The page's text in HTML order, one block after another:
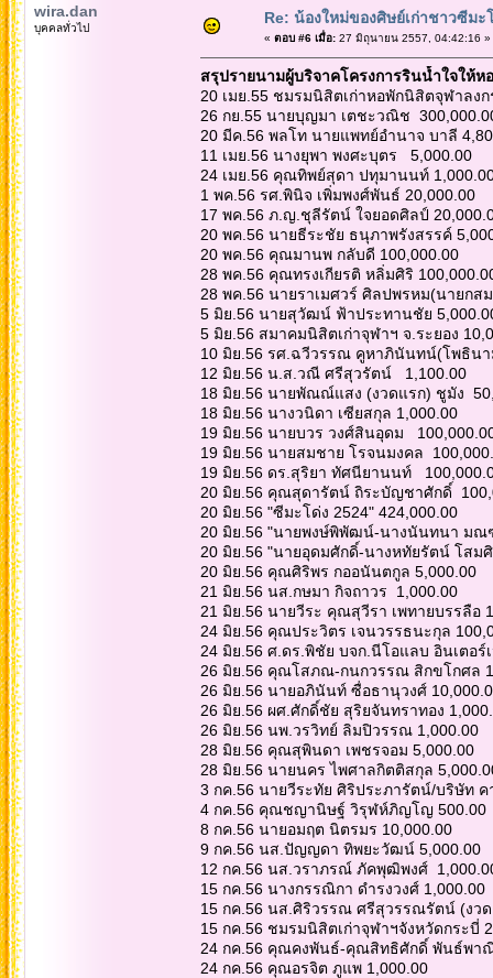
wira.dan
บุคคลทั่วไป
Re: น้องใหม่ของศิษย์เก่าชาวซีมะ
« ตอบ #6 เมื่อ:27 มิถุนายน 2557, 04:42:16 »
สรุปรายนามผู้บริจาคโครงการรินน้ำใจให้
20 เมย.55 ชมรมนิสิตเก่าหอพักนิสิตจุฬาลง
26 กย.55 นายบุญมา เตชะวณิช
20 มีค.56 พลโท นายแพทย์อำนาจ บาลี
11 เมย.56 นางยุพา พงศะบุตร 5,000.00
24 เมย.56 คุณทิพย์สุดา ปทุมานนท์
1 พค.56 รศ.พินิจ เพิ่มพงศ์พันธ์ 20,000.00
17 พค.56 ภ.ญ.ชุลีรัตน์ ใจยอดศิลป์
20 พค.56 นายธีระชัย ธนุภาพรังสรรค์
20 พค.56 คุณมานพ กลับดี 100,000.00
28 พค.56 คุณทรงเกียรติ หลิ่มศิริ
28 พค.56 นายราเมศวร์ ศิลปพรหม(นายกส
5 มิย.56 นายสุวัฒน์ ฟ้าประทานชัย
5 มิย.56 สมาคมนิสิตเก่าจุฬาฯ จ.ระยอง
10 มิย.56 รศ.ฉวีวรรณ คูหาภินันทน์(โพธิน
12 มิย.56 น.ส.วณี ศรีสุวรัตน์ 1,100.00
18 มิย.56 นายพัณณ์แสง (งวดแรก) ชูมัง
18 มิย.56 นางวนิดา เซียสกุล 1,000.00
19 มิย.56 นายบวร วงศ์สินอุดม
19 มิย.56 นายสมชาย โรจนมงคล
19 มิย.56 ดร.สุริยา ทัศนียานนท์
20 มิย.56 คุณสุดารัตน์ ถิระบัญชาศักดิ์
20 มิย.56 "ซีมะโด่ง 2524" 424,000.00
20 มิย.56 "นายพงษ์พิพัฒน์-นางนันทนา มณ
20 มิย.56 "นายอุดมศักดิ์-นางหทัยรัตน์ โสม
20 มิย.56 คุณศิริพร กออนันตกูล 5,000.00
21 มิย.56 นส.กษมา กิจถาวร 1,000.00
21 มิย.56 นายวีระ คุณสุวีรา เพทายบรรลือ
24 มิย.56 คุณประวิตร เจนวรรธนะกุล
24 มิย.56 ศ.ดร.พิชัย บจก.นีโอแลบ อินเตอ
26 มิย.56 คุณโสภณ-กนกวรรณ สิกขโกศล
26 มิย.56 นายอภินันท์ ซื่อธานุวงศ์
26 มิย.56 ผศ.ศักดิ์ชัย สุริยจันทราทอง
26 มิย.56 นพ.วรวิทย์ ลิมปิวรรณ 1,000.00
28 มิย.56 คุณสุพินดา เพชรจอม 5,000.00
28 มิย.56 นายนคร ไพศาลกิตติสกุล
3 กค.56 นายวีระทัย ศิริประภารัตน์/บริษัท
4 กค.56 คุณชญานิษฐ์ วิรุฬห์ภิญโญ 500.00
8 กค.56 นายอมฤต นิตรมร 10,000.00
9 กค.56 นส.ปัญญดา ทิพยะวัฒน์ 5,000.00
12 กค.56 นส.วราภรณ์ ภัคพุฒิพงศ์
15 กค.56 นางกรรณิกา ดำรงวงศ์ 1,000.00
15 กค.56 นส.ศิริวรรณ ศรีสุวรรณรัตน์ (งว
15 กค.56 ชมรมนิสิตเก่าจุฬาฯจังหวัดกระบี่
24 กค.56 คุณคงพันธ์-คุณสิทธิศักดิ์ พันธ์พา
24 กค.56 คุณอรจิต ภูแพ 1,000.00